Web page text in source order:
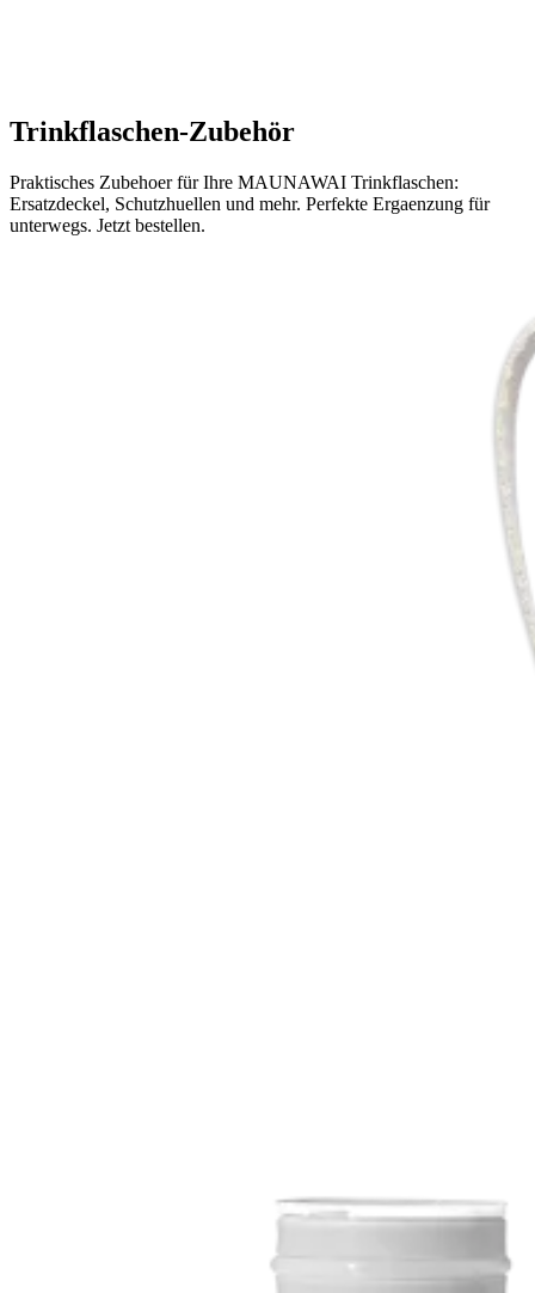
Trinkflaschen-Zubehör
Praktisches Zubehoer für Ihre MAUNAWAI Trinkflaschen:
Ersatzdeckel, Schutzhuellen und mehr. Perfekte Ergaenzung für
unterwegs. Jetzt bestellen.